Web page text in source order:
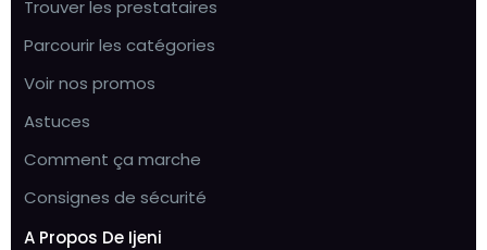
Trouver les prestataires
Parcourir les catégories
Voir nos promos
Astuces
Comment ça marche
Consignes de sécurité
A Propos De Ijeni